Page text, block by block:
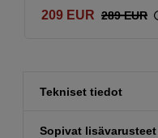
209 EUR 289 EUR
Tekniset tiedot
Sopivat lisävarusteet